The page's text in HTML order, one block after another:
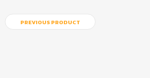
PREVIOUS PRODUCT